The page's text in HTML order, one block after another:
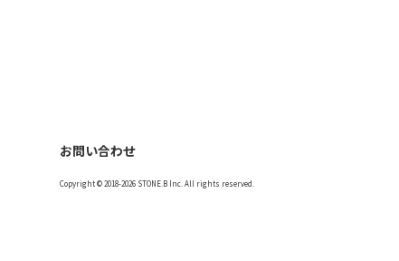
お問い合わせ
Copyright © 2018-2026 STONE.B Inc. All rights reserved.